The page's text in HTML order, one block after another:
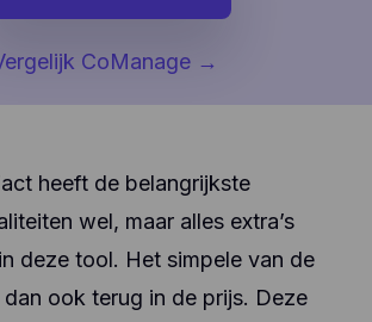
CoManage →
heeft de belangrijkste
wel, maar alles extra’s
deze tool. Het simpele van de
ook terug in de prijs. Deze